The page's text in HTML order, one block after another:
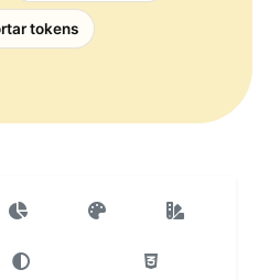
tokens